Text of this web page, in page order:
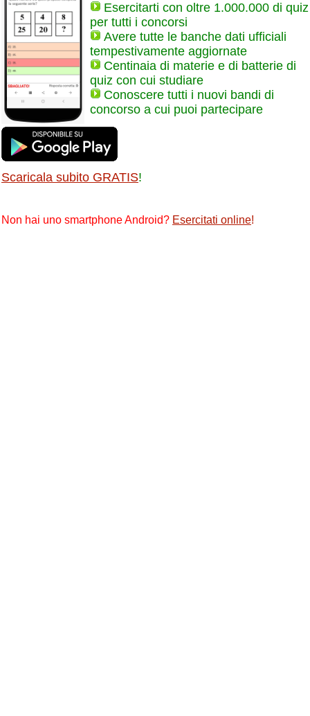
Esercitarti con oltre 1.000.000 di quiz
per tutti i concorsi
Avere tutte le banche dati ufficiali
tempestivamente aggiornate
Centinaia di materie e di batterie di
quiz con cui studiare
Conoscere tutti i nuovi bandi di
concorso a cui puoi partecipare
Scaricala subito GRATIS!
Non hai uno smartphone Android? Esercitati online!